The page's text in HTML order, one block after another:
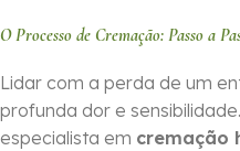
O Processo de Cremação: Passo a
Lidar com a perda de um
profunda dor e
especialista em cremação